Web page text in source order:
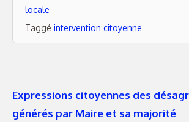
locale
Taggé intervention citoyenne
Expressions citoyennes des
générés par Maire et sa majorité